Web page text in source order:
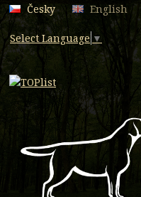
Česky English
Select Language ▼